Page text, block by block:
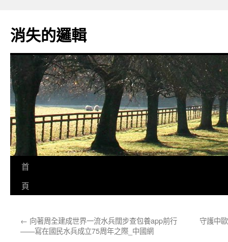
主
要
消失的邏輯
首
頁
← 向著周全建成世界一流水兵闊步查包養app前行
——寫在國民水兵成立75周年之際_中國網
守護中